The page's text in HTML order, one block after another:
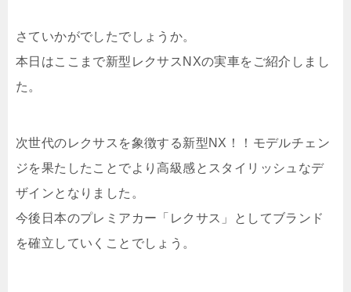
さていかがでしたでしょうか。
本日はここまで新型レクサスNXの実車をご紹介しまし
た。
次世代のレクサスを象徴する新型NX！！モデルチェン
ジを果たしたことでより高級感とスタイリッシュなデ
ザインとなりました。
今後日本のプレミアカー「レクサス」としてブランド
を確立していくことでしょう。